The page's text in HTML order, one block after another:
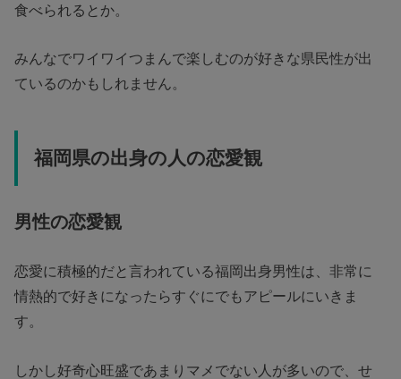
食べられるとか。
みんなでワイワイつまんで楽しむのが好きな県民性が出
ているのかもしれません。
福岡県の出身の人の恋愛観
男性の恋愛観
恋愛に積極的だと言われている福岡出身男性は、非常に
情熱的で好きになったらすぐにでもアピールにいきま
す。
しかし好奇心旺盛であまりマメでない人が多いので、せ